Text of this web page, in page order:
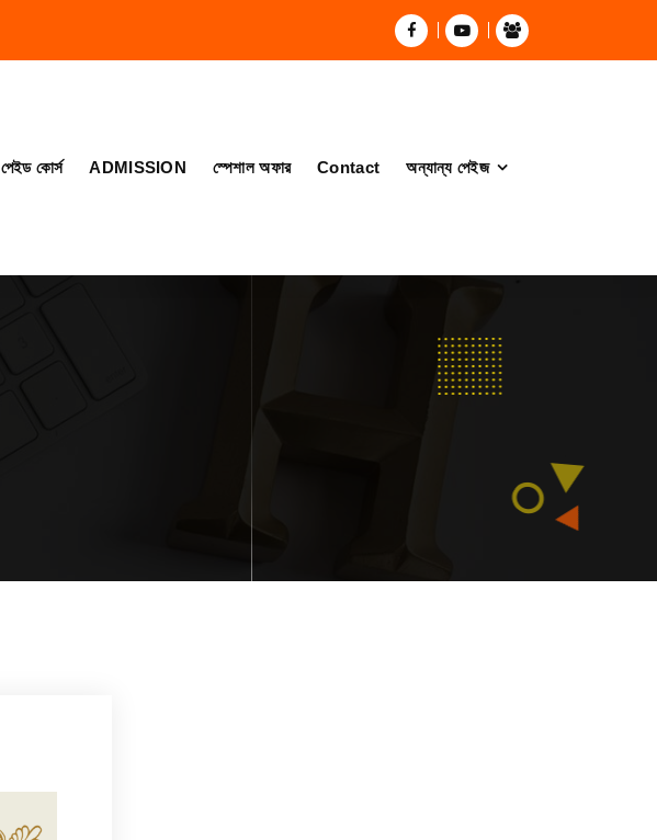
পেইড কোর্স ADMISSION স্পেশাল অফার Contact অন্যান্য পেইজ